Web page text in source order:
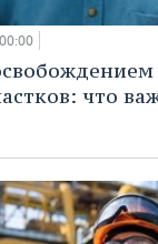
что